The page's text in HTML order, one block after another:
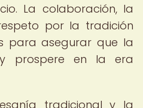
La colaboración, la
por la tradición
para asegurar que la
prospere en la era
tradicional y la